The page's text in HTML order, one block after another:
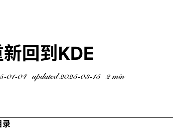
回到KDE
01-04 updated 2025-03-15 2 min
录